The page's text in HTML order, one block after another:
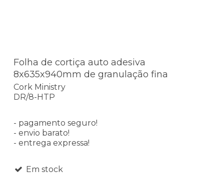
Folha de cortiça auto adesiva
8x635x940mm de granulação fina
Cork Ministry
DR/8-HTP
- pagamento seguro!
- envio barato!
- entrega expressa!
Em stock